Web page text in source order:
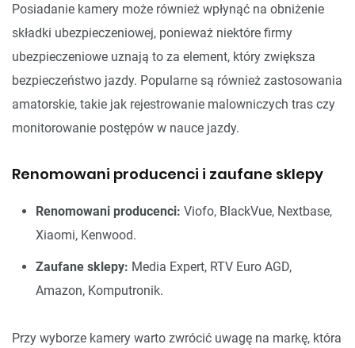
Posiadanie kamery może również wpłynąć na obniżenie
składki ubezpieczeniowej, ponieważ niektóre firmy
ubezpieczeniowe uznają to za element, który zwiększa
bezpieczeństwo jazdy. Popularne są również zastosowania
amatorskie, takie jak rejestrowanie malowniczych tras czy
monitorowanie postępów w nauce jazdy.
Renomowani producenci i zaufane sklepy
Renomowani producenci: Viofo, BlackVue, Nextbase,
Xiaomi, Kenwood.
Zaufane sklepy: Media Expert, RTV Euro AGD,
Amazon, Komputronik.
Przy wyborze kamery warto zwrócić uwagę na markę, która